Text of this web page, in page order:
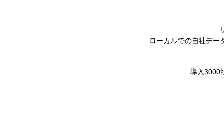
ローカルでの自社デー
導入3000